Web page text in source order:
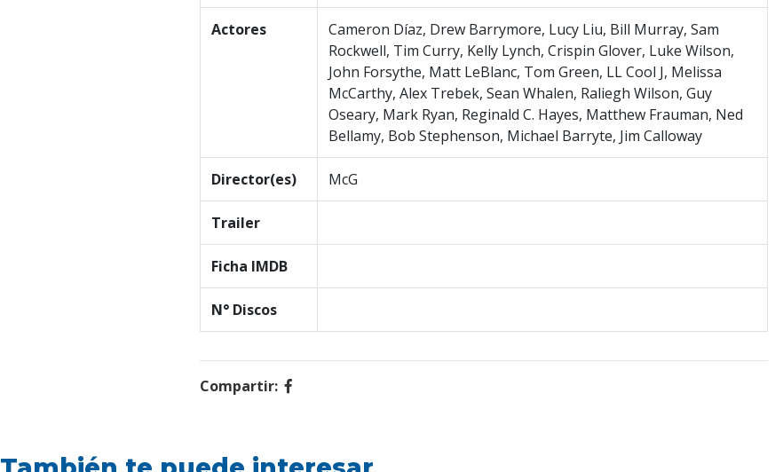
Actores
Cameron Díaz, Drew Barrymore, Lucy Liu, Bill Murray, Sam
Rockwell, Tim Curry, Kelly Lynch, Crispin Glover, Luke Wilson,
John Forsythe, Matt LeBlanc, Tom Green, LL Cool J, Melissa
McCarthy, Alex Trebek, Sean Whalen, Raliegh Wilson, Guy
Oseary, Mark Ryan, Reginald C. Hayes, Matthew Frauman, Ned
Bellamy, Bob Stephenson, Michael Barryte, Jim Calloway
Director(es) McG
Trailer
Ficha IMDB
N° Discos
Compartir: